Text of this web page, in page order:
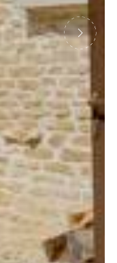
Suivant